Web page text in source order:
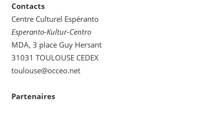
Contacts
Centre Culturel Espéranto
Esperanto-Kultur-Centro
MDA, 3 place Guy Hersant
31031 TOULOUSE CEDEX
toulouse@occeo.net
Partenaires